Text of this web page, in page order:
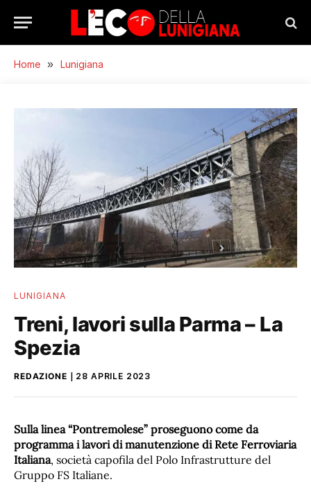
Home » Lunigiana
LUNIGIANA
Treni, lavori sulla Parma – La
Spezia
REDAZIONE 28 APRILE 2023
Sulla linea “Pontremolese” proseguono come da
programma i lavori di manutenzione di Rete Ferroviaria
Italiana, società capofila del Polo Infrastrutture del
Gruppo FS Italiane.